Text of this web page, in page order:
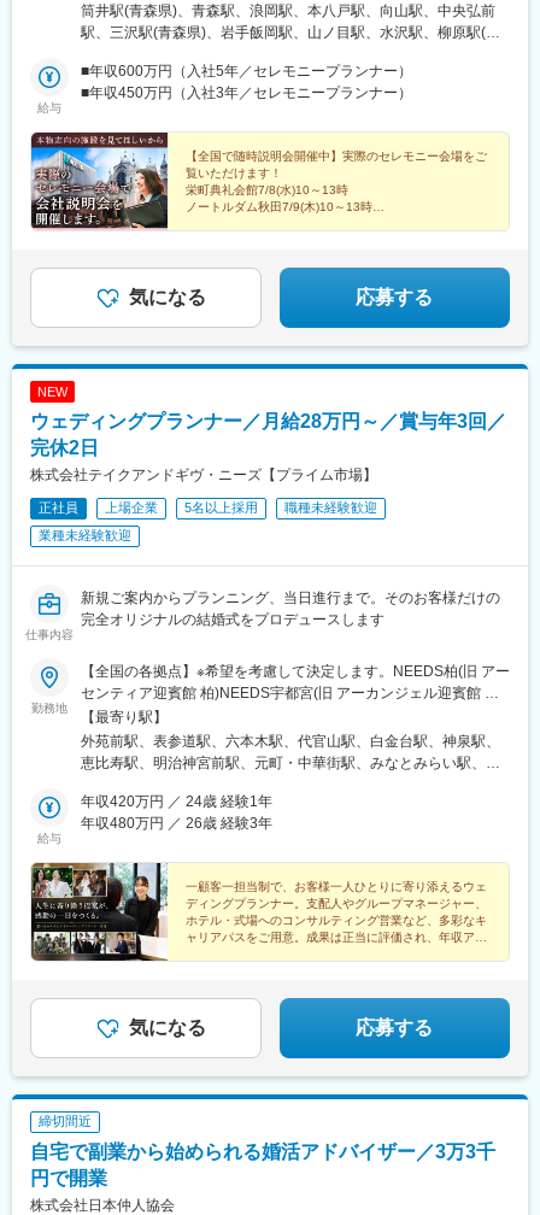
全国で多数オープニング予定★随時、会社説明会実施予定 ■東北
エリア青森県（青森・八戸・十和田・弘前・上北郡）岩手県（盛
取・石巻・大崎）秋田県（秋田・横手・大仙・由利本荘・能代・
大館）■関西エリア 大阪府（大阪・茨木・高槻・寝屋川・八尾・
原）■中国エリア岡山県（岡山・倉敷）広島県（福山・尾道・三
原・広島）山口県（岩国・光・周南・防府・下関・宇部）■九州エ
リア福岡県（北九州・古賀・福津・福岡・春日・直方・行橋・久
留米）長崎県（佐世保）大分県（中津）佐賀県（伊万里）受動喫
煙対策：あり※以下『勤務地一覧を見る』は支店の一覧です※『勤
お気軽にご相談ください
筒井駅(青森県)、青森駅、浪岡駅、本八戸駅、向山駅、中央弘前
駅、三沢駅(青森県)、岩手飯岡駅、山ノ目駅、水沢駅、柳原駅(岩
南駅、小鶴新田駅、名取駅、石巻駅、塚目駅、秋田駅、横手駅、
大曲駅(秋田県)、羽後本荘駅、能代駅、大館駅、神崎川駅、近鉄八
出川駅、塚口駅(阪急線)、畝傍駅、妹尾駅、倉敷市駅、備後本庄
駅、新尾道駅、須波駅、三原駅、山陽女学園前駅、岩国駅、光
駅、徳山駅、防府駅、幡生駅、綾羅木駅、東新川駅(山口県)、旦過
駅、熊西駅、萩原駅(福岡県)、古賀駅、福間駅、馬出九大病院前
駅、香椎宮前駅、西新駅、福大前駅、大橋駅(福岡県)、大野城駅、
津駅(大分県)、川東駅(佐賀県)、三国駅(大阪府)、高槻市駅、塚口
駅(福知山線)、楽々園駅、琴芝駅、平和通駅、西黒崎駅、西鉄香椎
給与
■年収600万円（入社5年／セレモニープランナー）
■年収450万円（入社3年／セレモニープランナー）
【全国で随時説明会開催中】実際のセレモニー会場をご
覧いただけます！
栄町典礼会館7/8(水)10～13時
ノートルダム秋田7/9(木)10～13時
気になる 応募する
NEW
ウェディングプランナー／月給28万円～／賞与年3回／
完休2日
株式会社テイクアンドギヴ・ニーズ【プライム市場】
正社員 上場企業 5名以上採用
職種未経験歓迎
業種未経験歓迎
仕事内容
新規ご案内からプランニング、当日進行まで。そのお客様だけの
完全オリジナルの結婚式をプロデュースします
勤務地
【全国の各拠点】※希望を考慮して決定します。NEEDS柏(旧 アー
センティア迎賓館 柏)NEEDS宇都宮(旧 アーカンジェル迎賓館 宇
都宮)NEEDS仙台(旧 アーカンジェル迎賓館 仙台)NEEDS新潟(旧
アーククラブ迎賓館 新潟)NEEDS郡山(旧 アーククラブ迎賓館 郡
山)NEEDS千葉みなと(旧 ベイサイドパーク迎賓館 千葉みな
アーセンティア迎賓館 高崎)NEEDS大宮(旧 アーヴェリール迎賓館
大宮)NEEDSさいたま新都心(旧 ガーデンヒルズ迎賓館 大
(旧 アルモニービアン)NEEDS富山(旧 アーヴェリール迎賓館 富
山)NEEDS代官山(旧 アーカンジェル代官山)NEEDS麻布(旧 麻布
迎賓館)NEEDS表参道(旧 表参道TERRACE)NEEDS神宮前(旧 アル
モニーソルーナ表参道) ほか▼勤務地の詳細は下記をご覧くださ
い。https://www.tgn.co.jp/hall/
【最寄り駅】
外苑前駅、表参道駅、六本木駅、代官山駅、白金台駅、神泉駅、
恵比寿駅、明治神宮前駅、元町・中華街駅、みなとみらい駅、京
青葉通一番町駅、井口駅(広島県)、大形駅、北柏駅、高崎問屋町
駅、肥後橋駅、八幡駅(静岡県)、静岡駅、与野駅、八事駅、姫路
鴨池駅、石橋駅(長崎県)、梅津寺駅、冷水浦駅、八王子みなみ野
駅、徳島駅、山麓駅(もいわ山)、岐阜駅、南小倉駅、熊本駅前駅、
安積永盛駅、さいたま新都心駅、南松本駅、松本駅、新横浜駅、
西横浜駅、茅ケ崎駅、国際センター駅、久屋大通駅、沼津駅、り
んくう常滑駅、谷町四丁目駅、長堀橋駅、大阪梅田駅(阪急線)、三
駅、福山駅、乃木坂駅、中目黒駅、渋谷駅、原宿駅、馬車道駅、
市役所前駅(千葉県)、平和通駅、あおば通駅、渡辺橋駅、沖松島
府)、四条駅(京都市営)、仙台駅(地下鉄)、淀屋橋駅、神戸三宮駅
(阪神)、ロープウェイ入口駅、二本木口駅、天王町駅、近鉄名古屋
駅、丸の内駅(愛知県)、心斎橋駅、中津駅(地下鉄)、三宮駅(神戸市
営)、五条駅(京都市営)
給与
年収420万円 ／ 24歳 経験1年
年収480万円 ／ 26歳 経験3年
一顧客一担当制で、お客様一人ひとりに寄り添えるウェ
ディングプランナー。支配人やグループマネージャー、
ホテル・式場へのコンサルティング営業など、多彩なキ
ャリアパスをご用意。成果は正当に評価され、年収アッ
気になる 応募する
締切間近
自宅で副業から始められる婚活アドバイザー／3万3千
円で開業
株式会社日本仲人協会